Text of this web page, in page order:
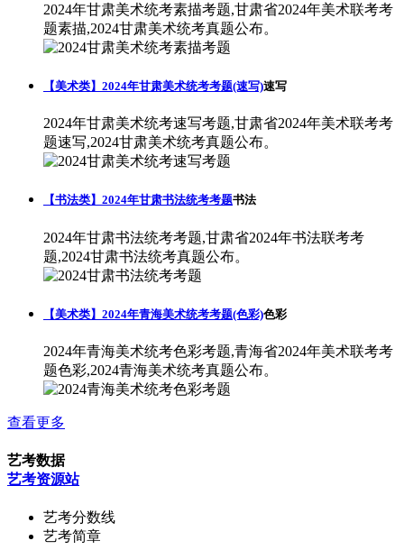
2024年甘肃美术统考素描考题,甘肃省2024年美术联考考
题素描,2024甘肃美术统考真题公布。
【美术类】2024年甘肃美术统考考题(速写)速写
2024年甘肃美术统考速写考题,甘肃省2024年美术联考考
题速写,2024甘肃美术统考真题公布。
【书法类】2024年甘肃书法统考考题书法
2024年甘肃书法统考考题,甘肃省2024年书法联考考
题,2024甘肃书法统考真题公布。
【美术类】2024年青海美术统考考题(色彩)色彩
2024年青海美术统考色彩考题,青海省2024年美术联考考
题色彩,2024青海美术统考真题公布。
查看更多
艺考数据
艺考资源站
艺考分数线
艺考简章